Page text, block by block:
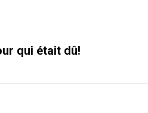
qui était dû!